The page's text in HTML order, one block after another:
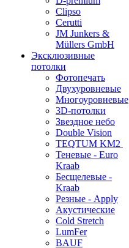
Clipso
Cerutti
JM Junkers &
Müllers GmbH
Эксклюзивные
потолки
Фотопечать
Двухуровневые
Многоуровневые
3D-потолки
Звездное небо
Double Vision
TEQTUM KM2
Теневые - Euro
Kraab
Бесщелевые -
Kraab
Резные - Apply
Акустические
Cold Stretch
LumFer
BAUF